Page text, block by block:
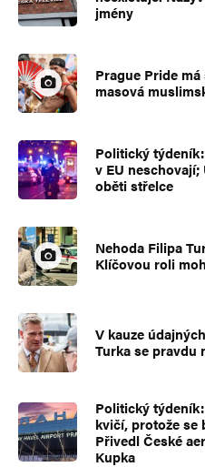
komentáře.
Informujte mě o nových komentářích
Informujte mě o nových příspěvcích e-
Alternative:
jmény
Prague Pride
masová
Politický
v EU
oběti střelce
Nehoda Filipa
Klíčovou roli
V kauze
Turka se pravdu
Politický
kvičí, protože se
Přivedl České
Kupka